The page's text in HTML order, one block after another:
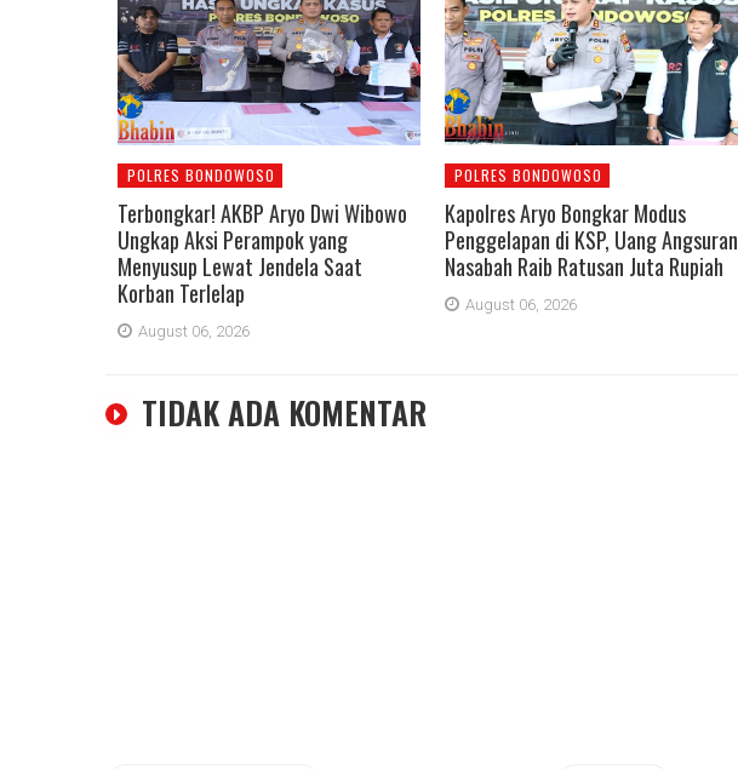
POLRES BONDOWOSO
Terbongkar! AKBP Aryo Dwi Wibowo
Ungkap Aksi Perampok yang
Menyusup Lewat Jendela Saat
Korban Terlelap
August 06, 2026
POLRES BONDOWOSO
Kapolres Aryo Bongkar Modus
Penggelapan di KSP, Uang Angsuran
Nasabah Raib Ratusan Juta Rupiah
August 06, 2026
TIDAK ADA KOMENTAR